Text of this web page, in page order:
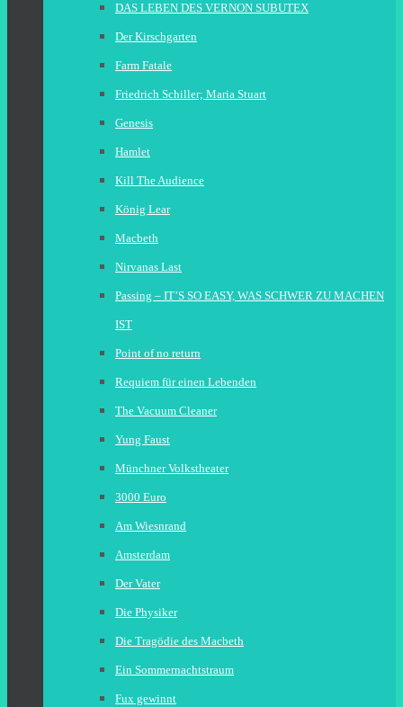
DAS LEBEN DES VERNON SUBUTEX
Der Kirschgarten
Farm Fatale
Friedrich Schiller; Maria Stuart
Genesis
Hamlet
Kill The Audience
König Lear
Macbeth
Nirvanas Last
Passing – IT’S SO EASY, WAS SCHWER ZU MACHEN
IST
Point of no return
Requiem für einen Lebenden
The Vacuum Cleaner
Yung Faust
Münchner Volkstheater
3000 Euro
Am Wiesnrand
Amsterdam
Der Vater
Die Physiker
Die Tragödie des Macbeth
Ein Sommernachtstraum
Fux gewinnt